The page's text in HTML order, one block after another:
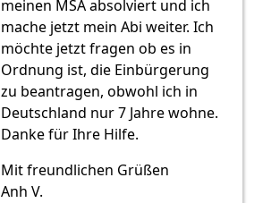
meinen MSA absolviert und ich
mache jetzt mein Abi weiter. Ich
möchte jetzt fragen ob es in
Ordnung ist, die Einbürgerung
zu beantragen, obwohl ich in
Deutschland nur 7 Jahre wohne.
Danke für Ihre Hilfe.
Mit freundlichen Grüßen
Anh V.